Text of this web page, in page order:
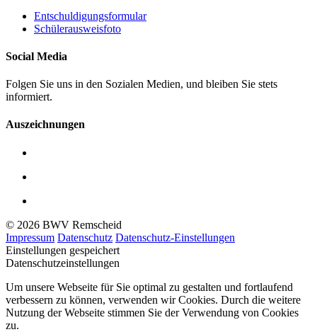
Entschuldigungsformular
Schülerausweisfoto
Social Media
Folgen Sie uns in den Sozialen Medien, und bleiben Sie stets
informiert.
Auszeichnungen
© 2026 BWV Remscheid
Impressum Datenschutz Datenschutz-Einstellungen
Einstellungen gespeichert
Datenschutzeinstellungen
Um unsere Webseite für Sie optimal zu gestalten und fortlaufend
verbessern zu können, verwenden wir Cookies. Durch die weitere
Nutzung der Webseite stimmen Sie der Verwendung von Cookies
zu.